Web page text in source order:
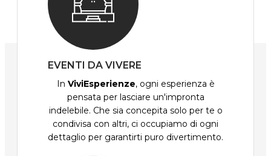
EVENTI DA VIVERE
In ViviEsperienze, ogni esperienza è
pensata per lasciare un'impronta
indelebile. Che sia concepita solo per te o
condivisa con altri, ci occupiamo di ogni
dettaglio per garantirti puro divertimento.